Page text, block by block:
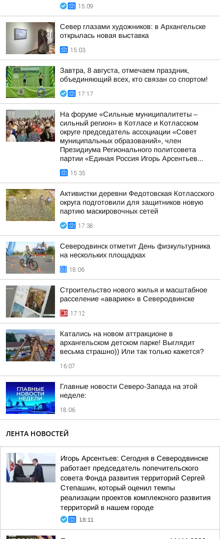
15:09
Север глазами художников: в Архангельске
открылась новая выставка
15:03
Завтра, 8 августа, отмечаем праздник,
объединяющий всех, кто связан со спортом!
17:17
На форуме «Сильные муниципалитеты –
сильный регион» в Котласе и Котласском
округе председатель ассоциации «Совет
муниципальных образований», член
Президиума Регионального политсовета
партии «Единая Россия Игорь Арсентьев...
15:35
Активистки деревни Федотовская Котласского
округа подготовили для защитников новую
партию маскировочных сетей
17:38
Северодвинск отметит День физкультурника
на нескольких площадках
18:06
Строительство нового жилья и масштабное
расселение «авариек» в Северодвинске
17:12
Катались на новом аттракционе в
архангельском детском парке! Выглядит
весьма страшно)) Или так только кажется?
16:07
Главные новости Северо-Запада на этой
неделе:
18:06
ЛЕНТА НОВОСТЕЙ
Игорь Арсентьев: Сегодня в Северодвинске
работает председатель попечительского
совета Фонда развития территорий Сергей
Степашин, который оценил темпы
реализации проектов комплексного развития
территорий в нашем городе
18:11